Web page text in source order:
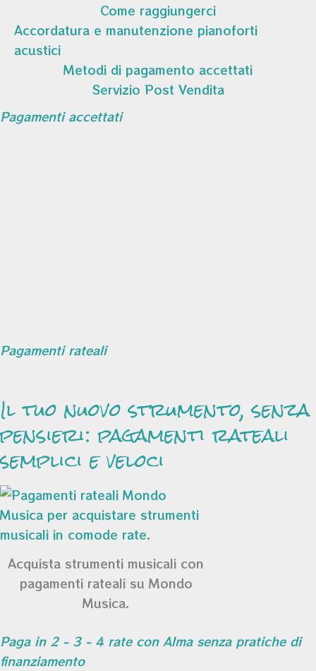
Come raggiungerci
Accordatura e manutenzione pianoforti
acustici
Metodi di pagamento accettati
Servizio Post Vendita
Pagamenti accettati
Pagamenti rateali
Il tuo nuovo strumento, senza
pensieri: pagamenti rateali
semplici e veloci
Acquista strumenti musicali con
pagamenti rateali su Mondo
Musica.
Paga in 2 - 3 - 4 rate con Alma senza pratiche di
finanziamento